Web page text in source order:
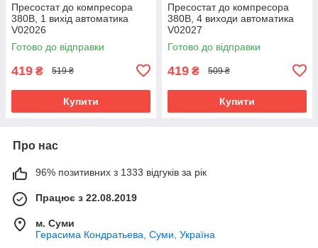
Пресостат до компресора
380В, 1 вихід автоматика
V02026
Готово до відправки
419 ₴ 519 ₴
Купити
Пресостат до компресора
380В, 4 виходи автоматика
V02027
Готово до відправки
419 ₴ 509 ₴
Купити
Про нас
96% позитивних з 1333 відгуків за рік
Працює з 22.08.2019
м. Суми
Герасима Кондратьева, Суми, Україна